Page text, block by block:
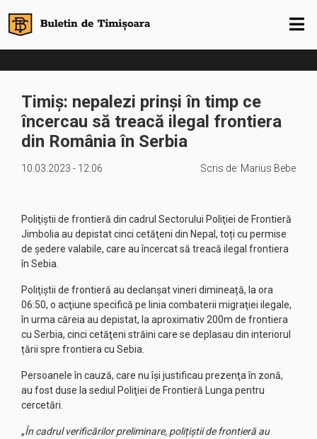
Timiș: nepalezi prinși în timp ce
încercau să treacă ilegal frontiera
din România în Serbia
10.03.2023 - 12:06 Scris de: Marius Bebe
Poliţiştii de frontieră din cadrul Sectorului Poliţiei de Frontieră
Jimbolia au depistat cinci cetăţeni din Nepal, toți cu permise
de ședere valabile, care au încercat să treacă ilegal frontiera
în Sebia.
Poliţiştii de frontieră au declanşat vineri dimineață, la ora
06:50, o acţiune specifică pe linia combaterii migraţiei ilegale,
în urma căreia au depistat, la aproximativ 200m de frontiera
cu Serbia, cinci cetăţeni străini care se deplasau din interiorul
țării spre frontiera cu Sebia.
Persoanele în cauză, care nu îşi justificau prezenţa în zonă,
au fost duse la sediul Poliţiei de Frontieră Lunga pentru
cercetări.
„În cadrul verificărilor preliminare, polițiștii de frontieră au